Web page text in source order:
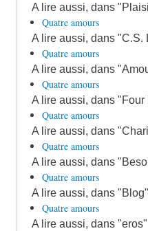
A lire aussi, dans
Quatre amours
A lire aussi, dans "C.S.
Quatre amours
A lire aussi, dans
Quatre amours
A lire aussi, dans "Four
Quatre amours
A lire aussi, dans
Quatre amours
A lire aussi, dans
Quatre amours
A lire aussi, dans "Blog"
Quatre amours
A lire aussi, dans "eros"